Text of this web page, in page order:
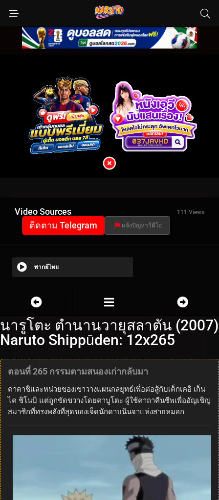
Video Sources 111 Views
ติดตาม Telegram แจ้งปัญหาวีดีโอ
พากย์ไทย
นารูโตะ ตำนานวายุสลาตัน (2007)
Naruto Shippūden: 12x265
ตอนที่ 265 กรรมตามสนองเก่ากลับมา
คาคาชิและหน่วยของเขาวางแผนกลยุทธ์เพื่อต่อสู้กับเค็กเคอิ เก็น
ไค ชิโนบิ แต่ถูกขัดขวางโดยคาบูโตะ ผู้ใช้คาถาคืนชีพเพื่ออัญเชิญ
สมาชิกที่ทรงพลังที่สุดของเจ็ดนักดาบนินจาแห่งสายหมอก